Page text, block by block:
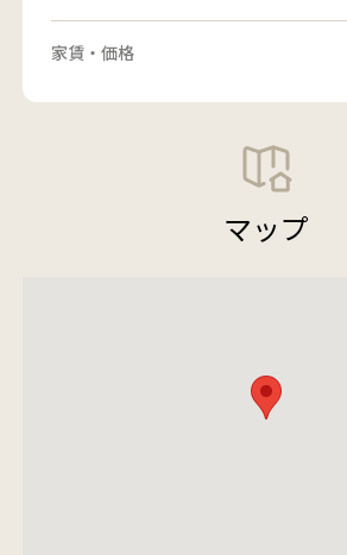
家賃・価格
マップ